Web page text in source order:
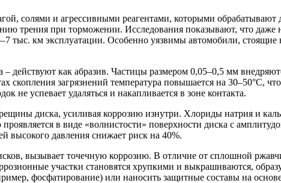
солями и агрессивными реагентами, которыми
трения при торможении. Исследования показывают, что даже
тыс. км эксплуатации. Особенно уязвимы автомобили, стоящие
действуют как абразив. Частицы размером 0,05–0,5 мм
загрязнений температура повышается на 30–50°C,
не успевает удаляться и накапливается в зоне контакта.
диска, усиливая коррозию изнутри. Хлориды натрия и
в виде «волнистости» поверхности диска с
высокого давления снижает риск на 40%.
вызывает точечную коррозию. В отличие от сплошной
участки становятся хрупкими и выкрашиваются,
фосфатирование) или наносить защитные составы на